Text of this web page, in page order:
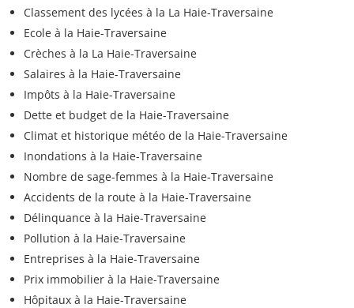
Classement des lycées à la La Haie-Traversaine
Ecole à la Haie-Traversaine
Crèches à la La Haie-Traversaine
Salaires à la Haie-Traversaine
Impôts à la Haie-Traversaine
Dette et budget de la Haie-Traversaine
Climat et historique météo de la Haie-Traversaine
Inondations à la Haie-Traversaine
Nombre de sage-femmes à la Haie-Traversaine
Accidents de la route à la Haie-Traversaine
Délinquance à la Haie-Traversaine
Pollution à la Haie-Traversaine
Entreprises à la Haie-Traversaine
Prix immobilier à la Haie-Traversaine
Hôpitaux à la Haie-Traversaine